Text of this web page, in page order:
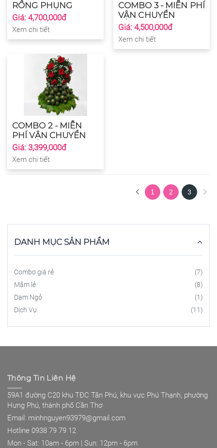
RỒNG PHỤNG
Giá: 4,700,000đ
Xem chi tiết
COMBO 3 - MIỄN PHÍ
VẬN CHUYỂN
Giá: 4,500,000đ
Xem chi tiết
COMBO 2 - MIỄN
PHÍ VẬN CHUYỂN
Giá: 3,399,000đ
Xem chi tiết
1 2 3(current)
DANH MỤC SẢN PHẨM
Combo giá rẻ
(7)
Mâm lẻ
(8)
Dạm Ngỏ
(1)
Dịch Vụ
(11)
Thông Tin Liên Hệ
59A1 đường C20 khu TĐC Tân Phú, khu vực Phú Thạnh, phường
Hưng Phú, thành phố Cần Thơ
Email: minhnguyen93979@gmail.com
Hotline 0938 79 79 12
Mon - Sat: 10am - 6pm | Sun: 12pm - 6pm